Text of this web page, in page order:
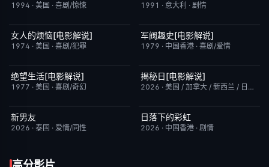
1994 · 美国 · 喜剧/惊悚 1991 · 意大利 · 剧情
已完结
女人的烦恼[电影解说]
1974 · 美国 · 喜剧/犯罪
已完结
军阀趣史[电影解说]
1979 · 中国香港 · 喜剧/爱情
已完结
绝望生活[电影解说]
1977 · 美国 · 喜剧/奇幻
已完结
揭秘日[电影解说]
2026 · 美国 / 加拿大 / 新西兰 / 日本
更新至第1集
新男友
2026 · 泰国 · 爱情/同性
更新至第5集
日落下的彩虹
2026 · 中国香港 · 剧情